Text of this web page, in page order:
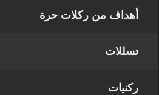
أهداف من ركلات حرة
تسللات
ركنيات